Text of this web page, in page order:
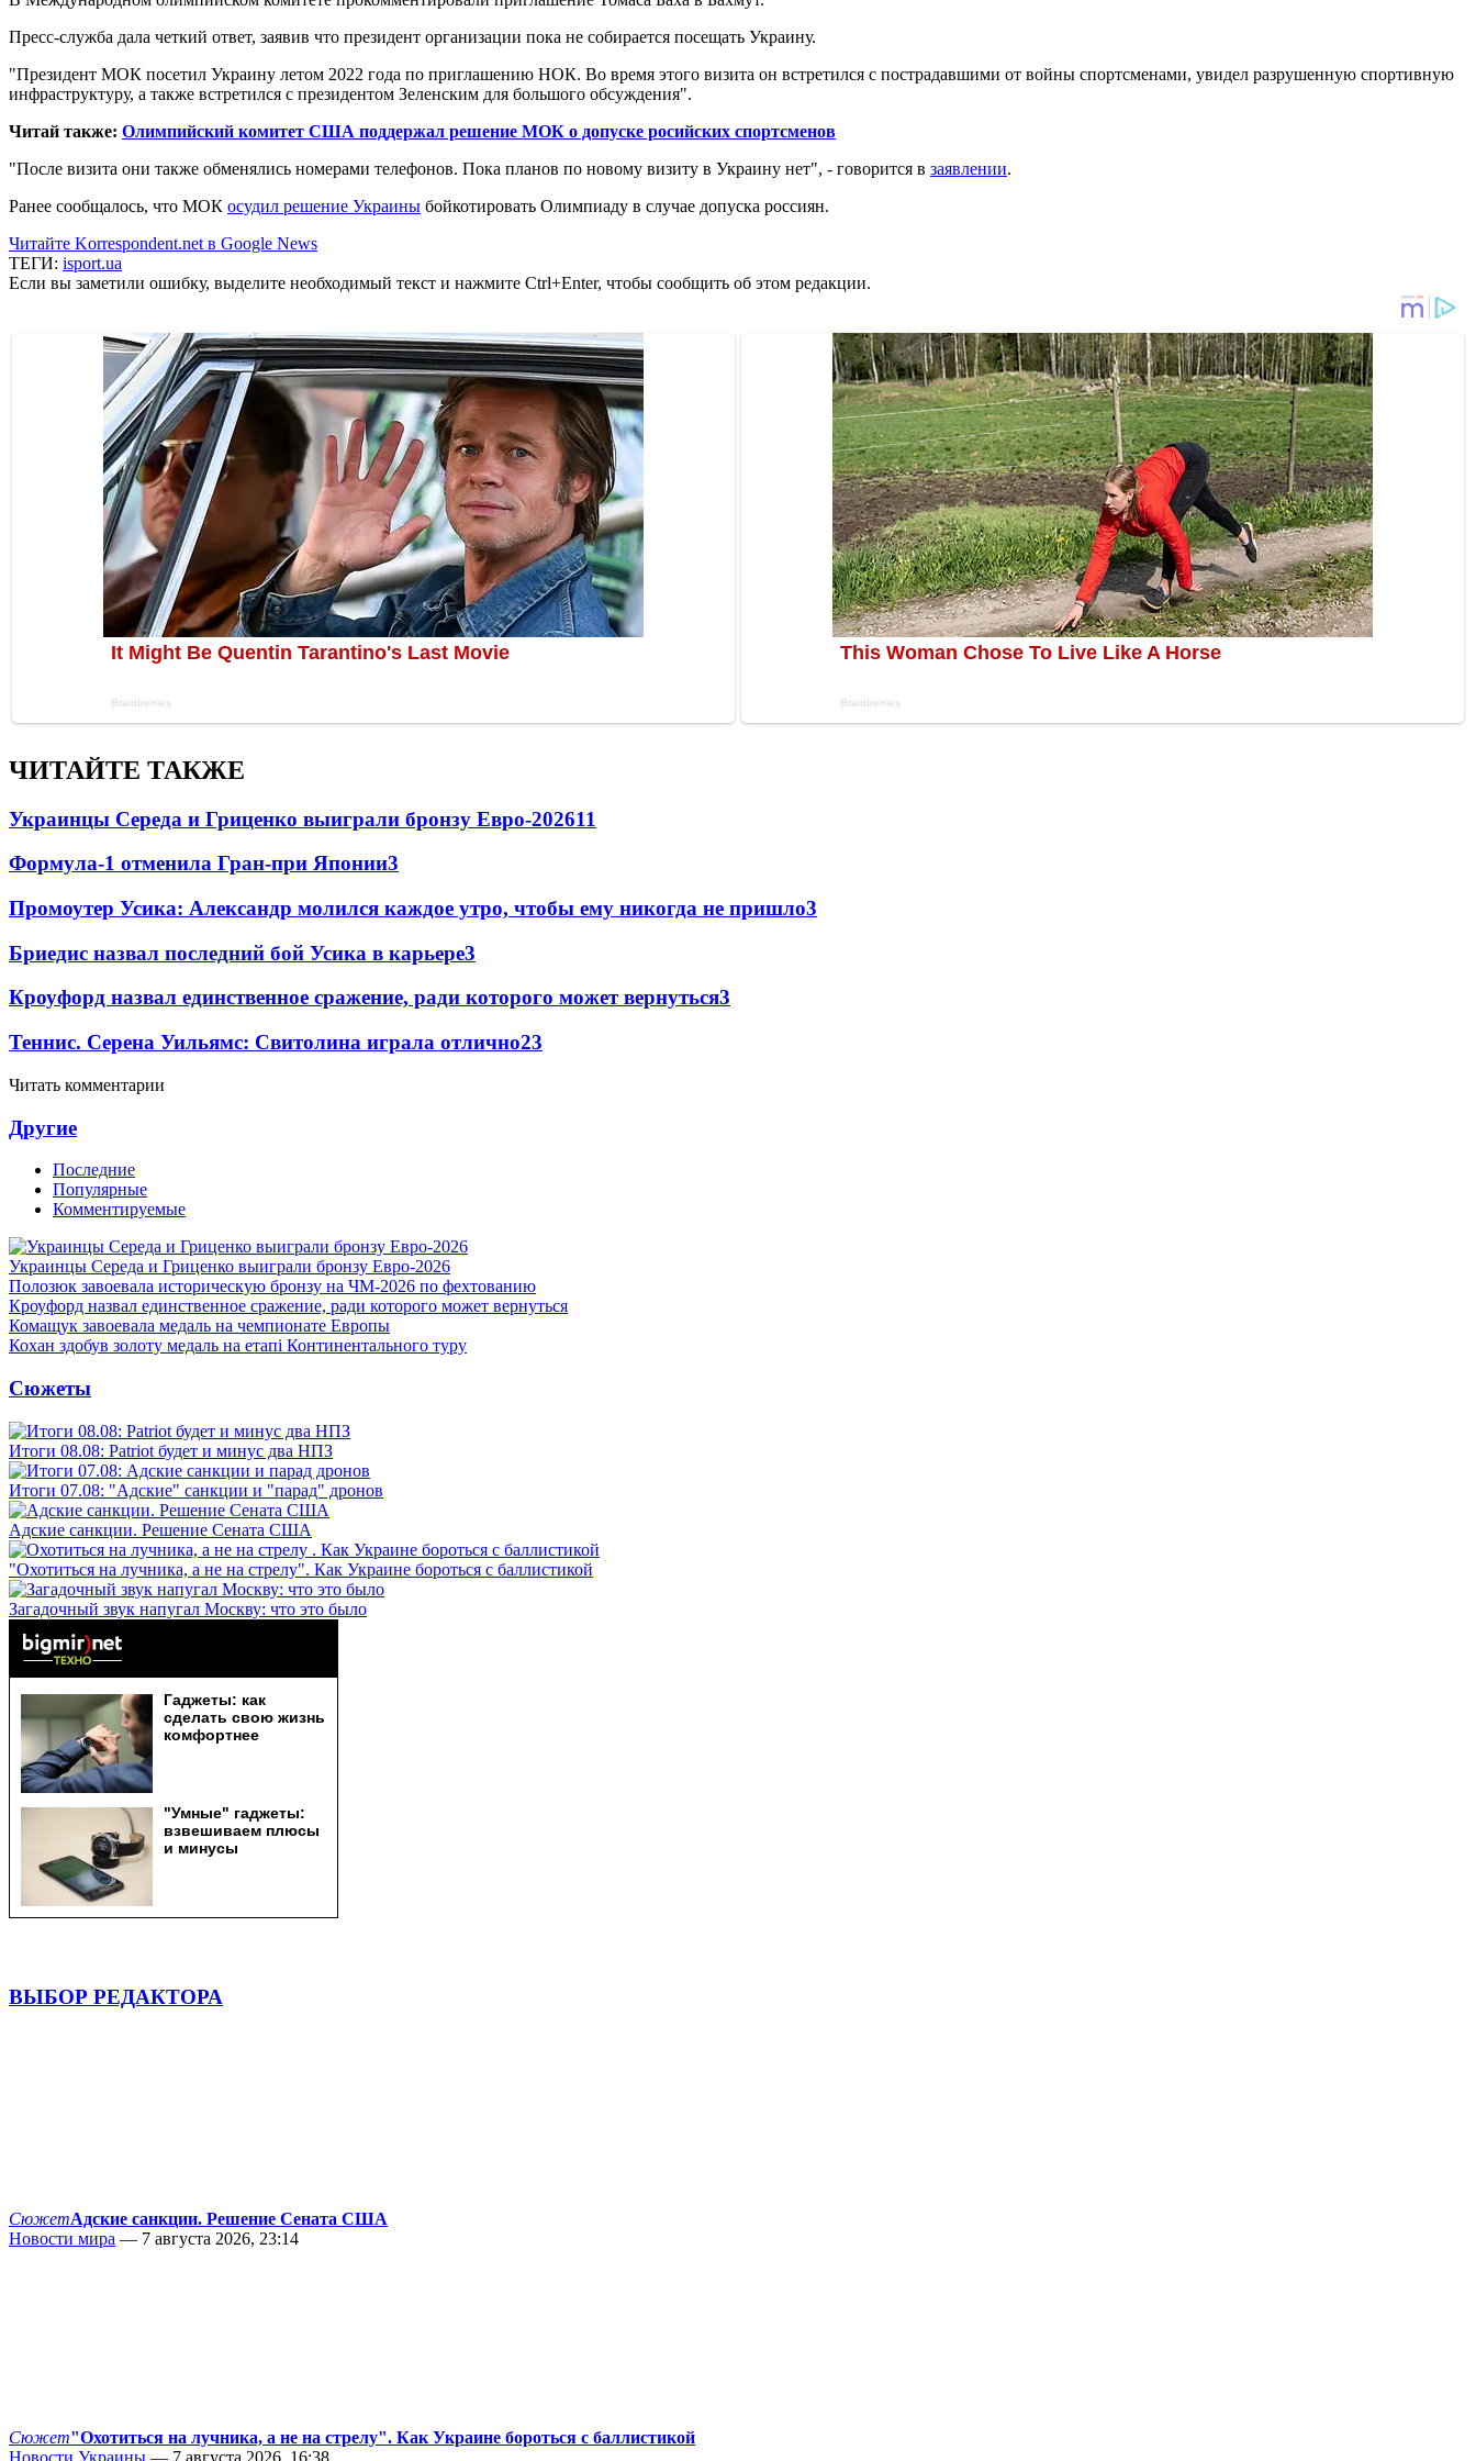
Пресс-служба дала четкий ответ, заявив что президент организации пока не собирается посещать Украину.
"Президент МОК посетил Украину летом 2022 года по приглашению НОК. Во время этого визита он встретился с пострадавшими от войны спортсменами, увидел разрушенную спортивную
инфраструктуру, а также встретился с президентом Зеленским для большого обсуждения".
Читай также: Олимпийский комитет США поддержал решение МОК о допуске росийских спортсменов
"После визита они также обменялись номерами телефонов. Пока планов по новому визиту в Украину нет", - говорится в заявлении.
Ранее сообщалось, что МОК осудил решение Украины бойкотировать Олимпиаду в случае допуска россиян.
Читайте Korrespondent.net в Google News
ТЕГИ: isport.ua
Если вы заметили ошибку, выделите необходимый текст и нажмите Ctrl+Enter, чтобы сообщить об этом редакции.
ЧИТАЙТЕ ТАКЖЕ
Украинцы Середа и Гриценко выиграли бронзу Евро-202611
Формула-1 отменила Гран-при Японии3
Промоутер Усика: Александр молился каждое утро, чтобы ему никогда не пришло3
Бриедис назвал последний бой Усика в карьере3
Кроуфорд назвал единственное сражение, ради которого может вернуться3
Теннис. Серена Уильямс: Свитолина играла отлично23
Читать комментарии
Другие
Последние
Популярные
Комментируемые
Украинцы Середа и Гриценко выиграли бронзу Евро-2026
Полозюк завоевала историческую бронзу на ЧМ-2026 по фехтованию
Кроуфорд назвал единственное сражение, ради которого может вернуться
Комащук завоевала медаль на чемпионате Европы
Кохан здобув золоту медаль на етапі Континентального туру
Сюжеты
Итоги 08.08: Patriot будет и минус два НПЗ
Итоги 07.08: "Адские" санкции и "парад" дронов
Адские санкции. Решение Сената США
"Охотиться на лучника, а не на стрелу". Как Украине бороться с баллистикой
Загадочный звук напугал Москву: что это было
ВЫБОР РЕДАКТОРА
СюжетАдские санкции. Решение Сената США
Новости мира — 7 августа 2026, 23:14
Сюжет"Охотиться на лучника, а не на стрелу". Как Украине бороться с баллистикой